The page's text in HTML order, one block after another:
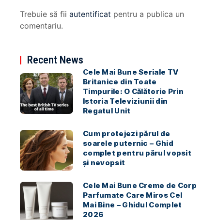
Trebuie să fiiautentificat pentru a publica un
comentariu.
Recent News
Cele Mai Bune Seriale TV
Britanice din Toate
Timpurile: O Călătorie Prin
Istoria Televiziunii din
Regatul Unit
Cum protejezi părul de
soarele puternic – Ghid
complet pentru părul vopsit
și nevopsit
Cele Mai Bune Creme de Corp
Parfumate Care Miros Cel
Mai Bine – Ghidul Complet
2026